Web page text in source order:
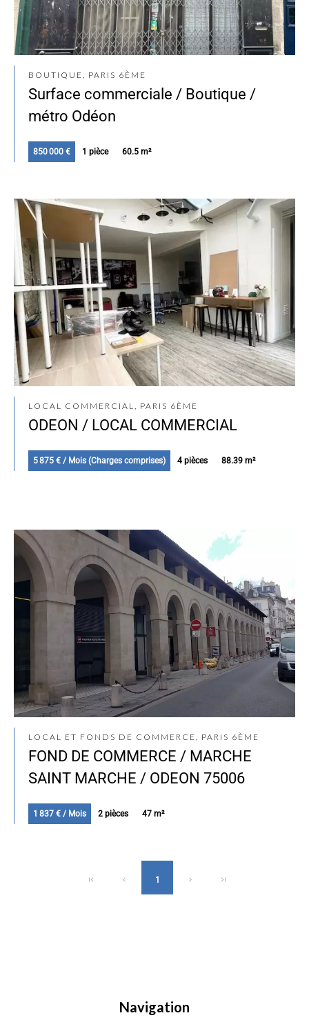
BOUTIQUE, PARIS 6ÈME
Surface commerciale / Boutique /
métro Odéon
850 000 € 1 pièce 60.5 m²
LOCAL COMMERCIAL, PARIS 6ÈME
ODEON / LOCAL COMMERCIAL
5 875 € / Mois (Charges comprises) 4 pièces 88.39 m²
LOCAL ET FONDS DE COMMERCE, PARIS 6ÈME
FOND DE COMMERCE / MARCHE
SAINT MARCHE / ODEON 75006
1 837 € / Mois 2 pièces 47 m²
1
Navigation